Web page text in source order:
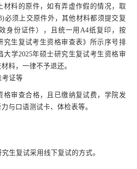
材料的原件，如有弄虚作假的情况，取
必须上交原件外，其他材料都须提交复
身份证件），且统一用A4纸复印， 按
究生复试考生资格审查表》所示序号排
大学2025年硕士研究生复试考生资格审
料，一律不予退还。
考证等
格审查合格，且已缴纳复试费，学院发
与口语测试卡、体检表等。
究生复试采用线下复试的方式。